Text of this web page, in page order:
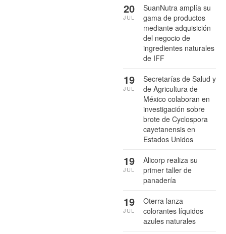
SuanNutra amplía su
gama de productos
mediante adquisición
del negocio de
ingredientes naturales
de IFF
20
JUL
Secretarías de Salud y
de Agricultura de
México colaboran en
investigación sobre
brote de Cyclospora
cayetanensis en
Estados Unidos
19
JUL
Alicorp realiza su
primer taller de
panadería
19
JUL
Oterra lanza
colorantes líquidos
azules naturales
19
JUL